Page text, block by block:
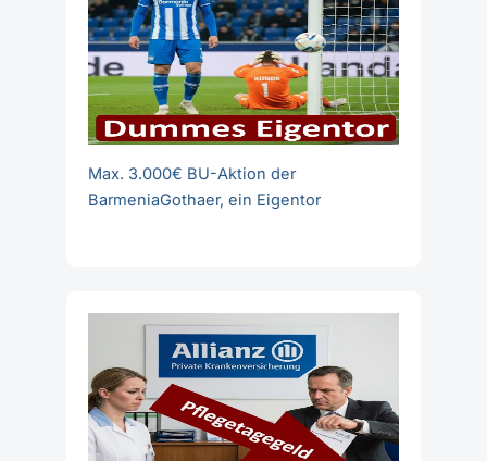
Max. 3.000€ BU-Aktion der
BarmeniaGothaer, ein Eigentor